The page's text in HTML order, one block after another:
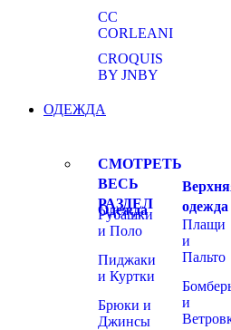
CC
CORLEANI
CROQUIS
BY JNBY
ОДЕЖДА
СМОТРЕТЬ
ВЕСЬ
РАЗДЕЛ
Одежда
Рубашки
и Поло
Пиджаки
и Куртки
Брюки и
Джинсы
одежда
Плащи
и
Пальто
и